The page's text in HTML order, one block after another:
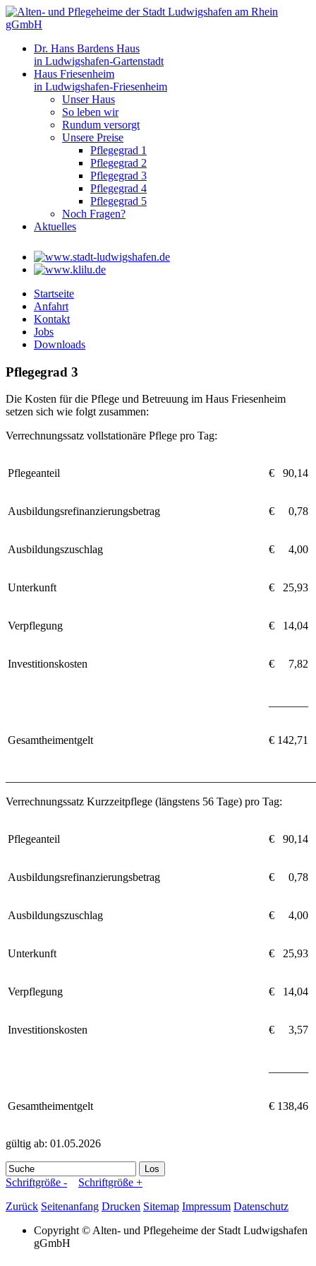
Dr. Hans Bardens Haus
in Ludwigshafen-Gartenstadt
Haus Friesenheim
in Ludwigshafen-Friesenheim
Unser Haus
So leben wir
Rundum versorgt
Unsere Preise
Pflegegrad 1
Pflegegrad 2
Pflegegrad 3
Pflegegrad 4
Pflegegrad 5
Noch Fragen?
Aktuelles
Startseite
Anfahrt
Kontakt
Jobs
Downloads
Pflegegrad 3
Die Kosten für die Pflege und Betreuung im Haus Friesenheim
setzen sich wie folgt zusammen:
Verrechnungssatz vollstationäre Pflege pro Tag:
Pflegeanteil € 90,14
Ausbildungsrefinanzierungsbetrag € 0,78
Ausbildungszuschlag € 4,00
Unterkunft € 25,93
Verpflegung € 14,04
Investitionskosten € 7,82
Gesamtheimentgelt € 142,71
Verrechnungssatz Kurzzeitpflege (längstens 56 Tage) pro Tag:
Pflegeanteil € 90,14
Ausbildungsrefinanzierungsbetrag € 0,78
Ausbildungszuschlag € 4,00
Unterkunft € 25,93
Verpflegung € 14,04
Investitionskosten € 3,57
Gesamtheimentgelt € 138,46
gültig ab: 01.05.2026
Los
Schriftgröße -
Schriftgröße +
Zurück Seitenanfang Drucken Sitemap Impressum Datenschutz
Copyright © Alten- und Pflegeheime der Stadt Ludwigshafen
gGmbH